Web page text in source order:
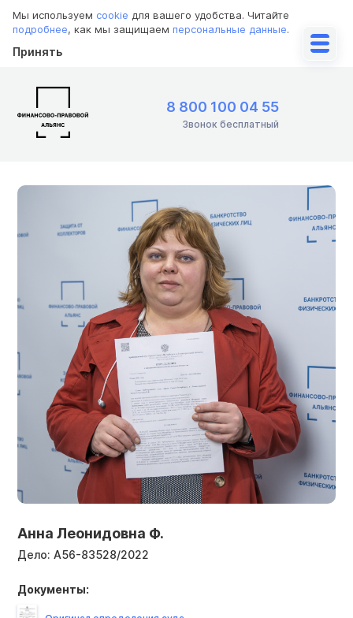
Мы используем cookie для вашего удобства. Читайте
подробнее, как мы защищаем персональные данные.
Принять
8 800 100 04 55
Звонок бесплатный
Анна Леонидовна Ф.
Дело: А56-83528/2022
Документы: